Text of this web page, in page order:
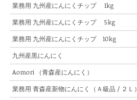
業務用 九州産にんにくチップ 1kg
業務用 九州産にんにくチップ 5kg
業務用 九州産にんにくチップ 10kg
九州産黒にんにく
Aomori （青森産にんにく）
業務用 青森産新物にんにく（Ａ級品 / ２Ｌ）